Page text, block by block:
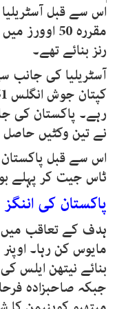
اس سے قبل
رنز بنائے تھے۔
رہے۔ پاکستان کی
نے تین وکٹیں
اس سے قبل
ٹاس جیت کر پہلے
پاکستان کی اننگز
ہدف کے تعاقب میں
مایوس کن رہا۔
بنائے نیتھن ایلس
جبکہ صاحبزادہ